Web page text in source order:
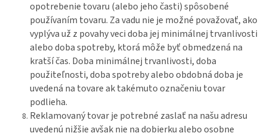
opotrebenie tovaru (alebo jeho časti) spôsobené
používaním tovaru. Za vadu nie je možné považovať, ako
vyplýva už z povahy veci doba jej minimálnej trvanlivosti
alebo doba spotreby, ktorá môže byť obmedzená na
kratší čas. Doba minimálnej trvanlivosti, doba
použiteľnosti, doba spotreby alebo obdobná doba je
uvedená na tovare ak takémuto označeniu tovar
podlieha.
Reklamovaný tovar je potrebné zaslať na našu adresu
uvedenú nižšie avšak nie na dobierku alebo osobne